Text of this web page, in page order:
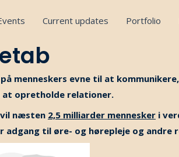
Current updates Portfolio
menneskers evne til at
at opretholde relationer.
vil næsten 2,5 milliarder mennesker i
adgang til øre- og hørepleje og